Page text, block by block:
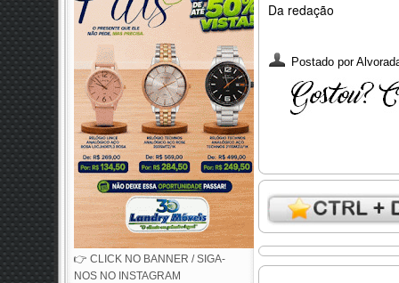
👉 CLICK NO BANNER / SIGA-
NOS NO INSTAGRAM
Da redação
Postado por